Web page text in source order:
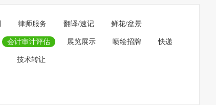
律师服务 翻译/速记 鲜花/盆景
会计审计评估 展览展示 喷绘招牌 快递
技术转让